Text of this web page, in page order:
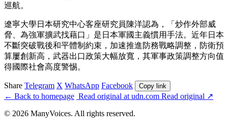
巡航。
遼寧大學日本研究中心客座研究員陳洋認為，「炒作外部威
脅、為強軍擴武找藉口」是日本軍國主義慣用手法。近年日本
不斷突破戰後和平體制約束，加速推進防務戰略調整，防衛預
算屢創新高，武器出口政策大幅放寬，其軍事政策調整方向值
得國際社會高度警惕。
Share Telegram X WhatsApp Facebook Copy link
← Back to homepage Read original at udn.com Read original ↗
© 2026 ManyVoices. All rights reserved.